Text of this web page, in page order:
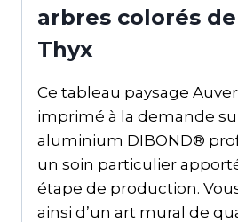
arbres colorés
Thyx
Ce tableau paysage
imprimé à la demande
aluminium DIBOND®
un soin particulier
étape de production.
ainsi d’un art mural de